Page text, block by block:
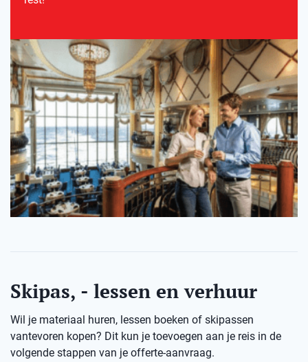
Skipas, - lessen en verhuur
Wil je materiaal huren, lessen boeken of skipassen
vantevoren kopen? Dit kun je toevoegen aan je reis in de
volgende stappen van je offerte-aanvraag.